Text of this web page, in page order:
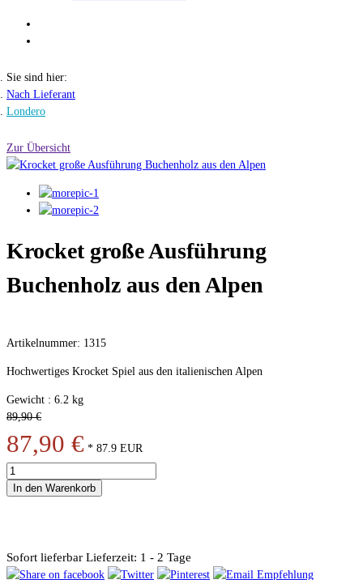
Sie sind hier:
Nach Lieferant
Londero
Zur Übersicht
Krocket große Ausführung
Buchenholz aus den Alpen
Artikelnummer: 1315
Hochwertiges Krocket Spiel aus den italienischen Alpen
Gewicht : 6.2 kg
89,90 €
87,90 € * 87.9 EUR
In den Warenkorb
Sofort lieferbar Lieferzeit: 1 - 2 Tage